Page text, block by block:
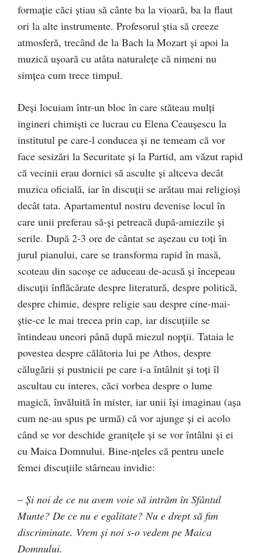
formaţie căci ştiau să cânte ba la vioară, ba la flaut
ori la alte instrumente. Profesorul ştia să creeze
atmosferă, trecând de la Bach la Mozart şi apoi la
muzică uşoară cu atâta naturaleţe că nimeni nu
simţea cum trece timpul.
Deşi locuiam într-un bloc în care stăteau mulţi
ingineri chimişti ce lucrau cu Elena Ceauşescu la
institutul pe care-l conducea şi ne temeam că vor
face sesizări la Securitate şi la Partid, am văzut rapid
că vecinii erau dornici să asculte şi altceva decât
muzica oficială, iar în discuţii se arătau mai religioşi
decât tata. Apartamentul nostru devenise locul în
care unii preferau să-şi petreacă după-amiezile şi
serile. După 2-3 ore de cântat se aşezau cu toţi în
jurul pianului, care se transforma rapid în masă,
scoteau din sacoşe ce aduceau de-acasă şi începeau
discuţii înflăcărate despre literatură, despre politică,
despre chimie, despre religie sau despre cine-mai-
ştie-ce le mai trecea prin cap, iar discuţiile se
întindeau uneori până după miezul nopţii. Tataia le
povestea despre călătoria lui pe Athos, despre
călugării şi pustnicii pe care i-a întâlnit şi toţi îl
ascultau cu interes, căci vorbea despre o lume
magică, învăluită în mister, iar unii îşi imaginau (aşa
cum ne-au spus pe urmă) că vor ajunge şi ei acolo
când se vor deschide graniţele şi se vor întâlni şi ei
cu Maica Domnului. Bine-nţeles că pentru unele
femei discuţiile stârneau invidie:
– Şi noi de ce nu avem voie să intrăm în Sfântul
Munte? De ce nu e egalitate? Nu e drept să fim
discriminate. Vrem şi noi s-o vedem pe Maica
Domnului.